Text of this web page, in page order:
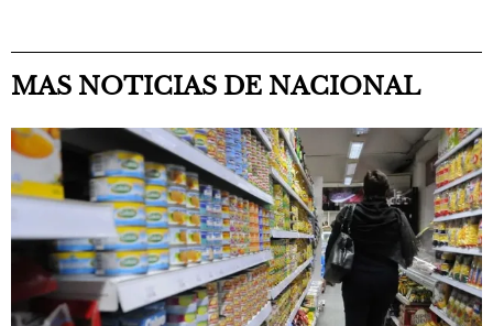
MAS NOTICIAS DE NACIONAL